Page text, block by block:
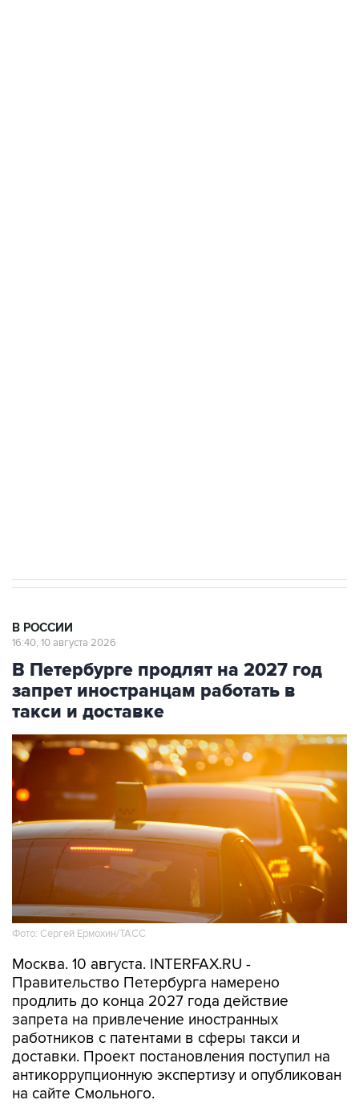
В РОССИИ
16:40, 10 августа 2026
В Петербурге продлят на 2027 год
запрет иностранцам работать в
такси и доставке
Фото: Сергей Ермохин/ТАСС
Москва. 10 августа. INTERFAX.RU -
Правительство Петербурга намерено
продлить до конца 2027 года действие
запрета на привлечение иностранных
работников с патентами в сферы такси и
доставки. Проект постановления поступил на
антикоррупционную экспертизу и опубликован
на сайте Смольного.